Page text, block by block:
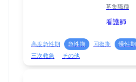
募集職種
看護師
高度急性期 急性期 回復期 慢性期
三次救急
その他